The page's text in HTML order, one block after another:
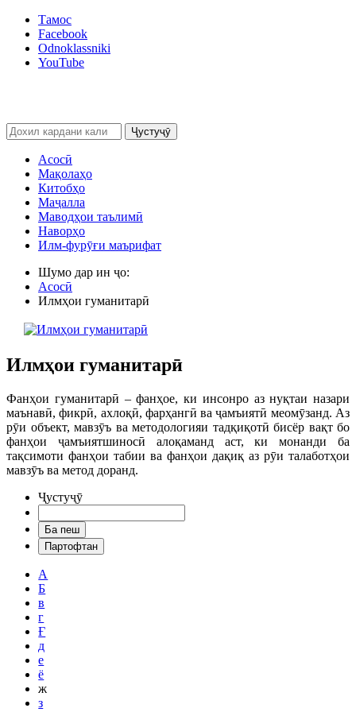
Тамос
Facebook
Odnoklassniki
YouTube
Ҷустуҷӯ
Асосӣ
Мақолаҳо
Китобҳо
Маҷалла
Маводҳои таълимӣ
Наворҳо
Илм-фурӯғи маърифат
Шумо дар ин ҷо:
Асосӣ
Илмҳои гуманитарӣ
Илмҳои гуманитарӣ
Фанҳои гуманитарӣ – фанҳое, ки инсонро аз нуқтаи назари
маънавӣ, фикрӣ, ахлоқӣ, фарҳангӣ ва ҷамъиятӣ меомӯзанд. Аз
рӯи объект, мавзӯъ ва методологияи тадқиқотӣ бисёр вақт бо
фанҳои ҷамъиятшиносӣ алоқаманд аст, ки монанди ба
тақсимоти фанҳои табии ва фанҳои дақиқ аз рӯи талаботҳои
мавзӯъ ва метод доранд.
Ҷустуҷӯ
А
Б
в
г
Ғ
д
е
ё
ж
з